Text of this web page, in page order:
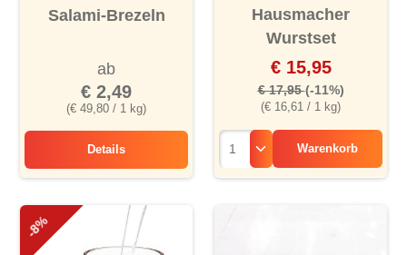
Durchschnittliche Bewertung von 5 von 5 Sternen
Salami-Brezeln
(€ 49,80 / 1 kg)
ab
€ 2,49
Details
Salami-Brezeln
Durchschnittliche
Hausmacher
Wurstset
(€ 16,61 / 1 kg)
€ 15,95
€ 17,95(-11%)
Warenkorb
-8%